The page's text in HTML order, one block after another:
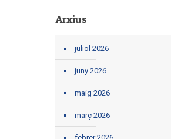
Arxius
juliol 2026
juny 2026
maig 2026
març 2026